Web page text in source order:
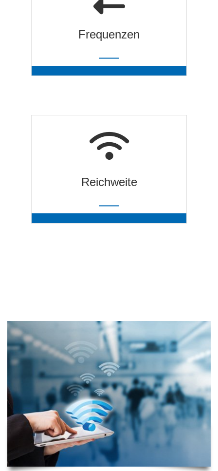
über größere Entfernungen Datenmengen
Frequenzen
In Deutschland sind 2,4 GHZ- und 5 GHZ-
Band Frequenzbereiche verwendbar und
Reichweite